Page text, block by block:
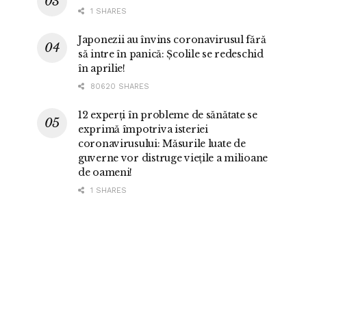
1 SHARES
Japonezii au învins coronavirusul fără
să intre în panică: Școlile se redeschid
în aprilie!
80620 SHARES
12 experți în probleme de sănătate se
exprimă împotriva isteriei
coronavirusului: Măsurile luate de
guverne vor distruge viețile a milioane
de oameni!
1 SHARES